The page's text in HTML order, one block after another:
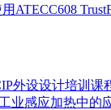
ATECC608
业感应加热中的